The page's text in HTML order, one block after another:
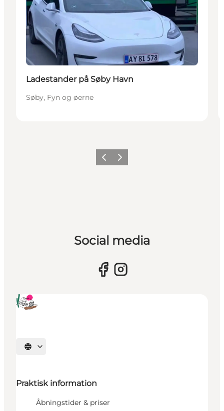
Ladestander på Søby Havn
Søby, Fyn og øerne
ForrigeNæste
Social media
Vælg sprog
Praktisk information
Åbningstider & priser